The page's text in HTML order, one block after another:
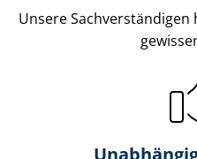
Unsere